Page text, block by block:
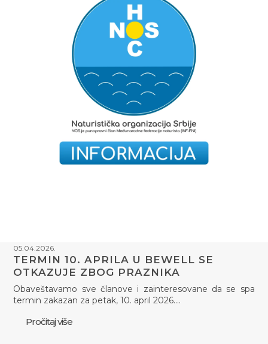
05.04.2026.
TERMIN 10. APRILA U BEWELL SE
OTKAZUJE ZBOG PRAZNIKA
Obaveštavamo sve članove i zainteresovane da se spa
termin zakazan za petak, 10. april 2026.…
Pročitaj više